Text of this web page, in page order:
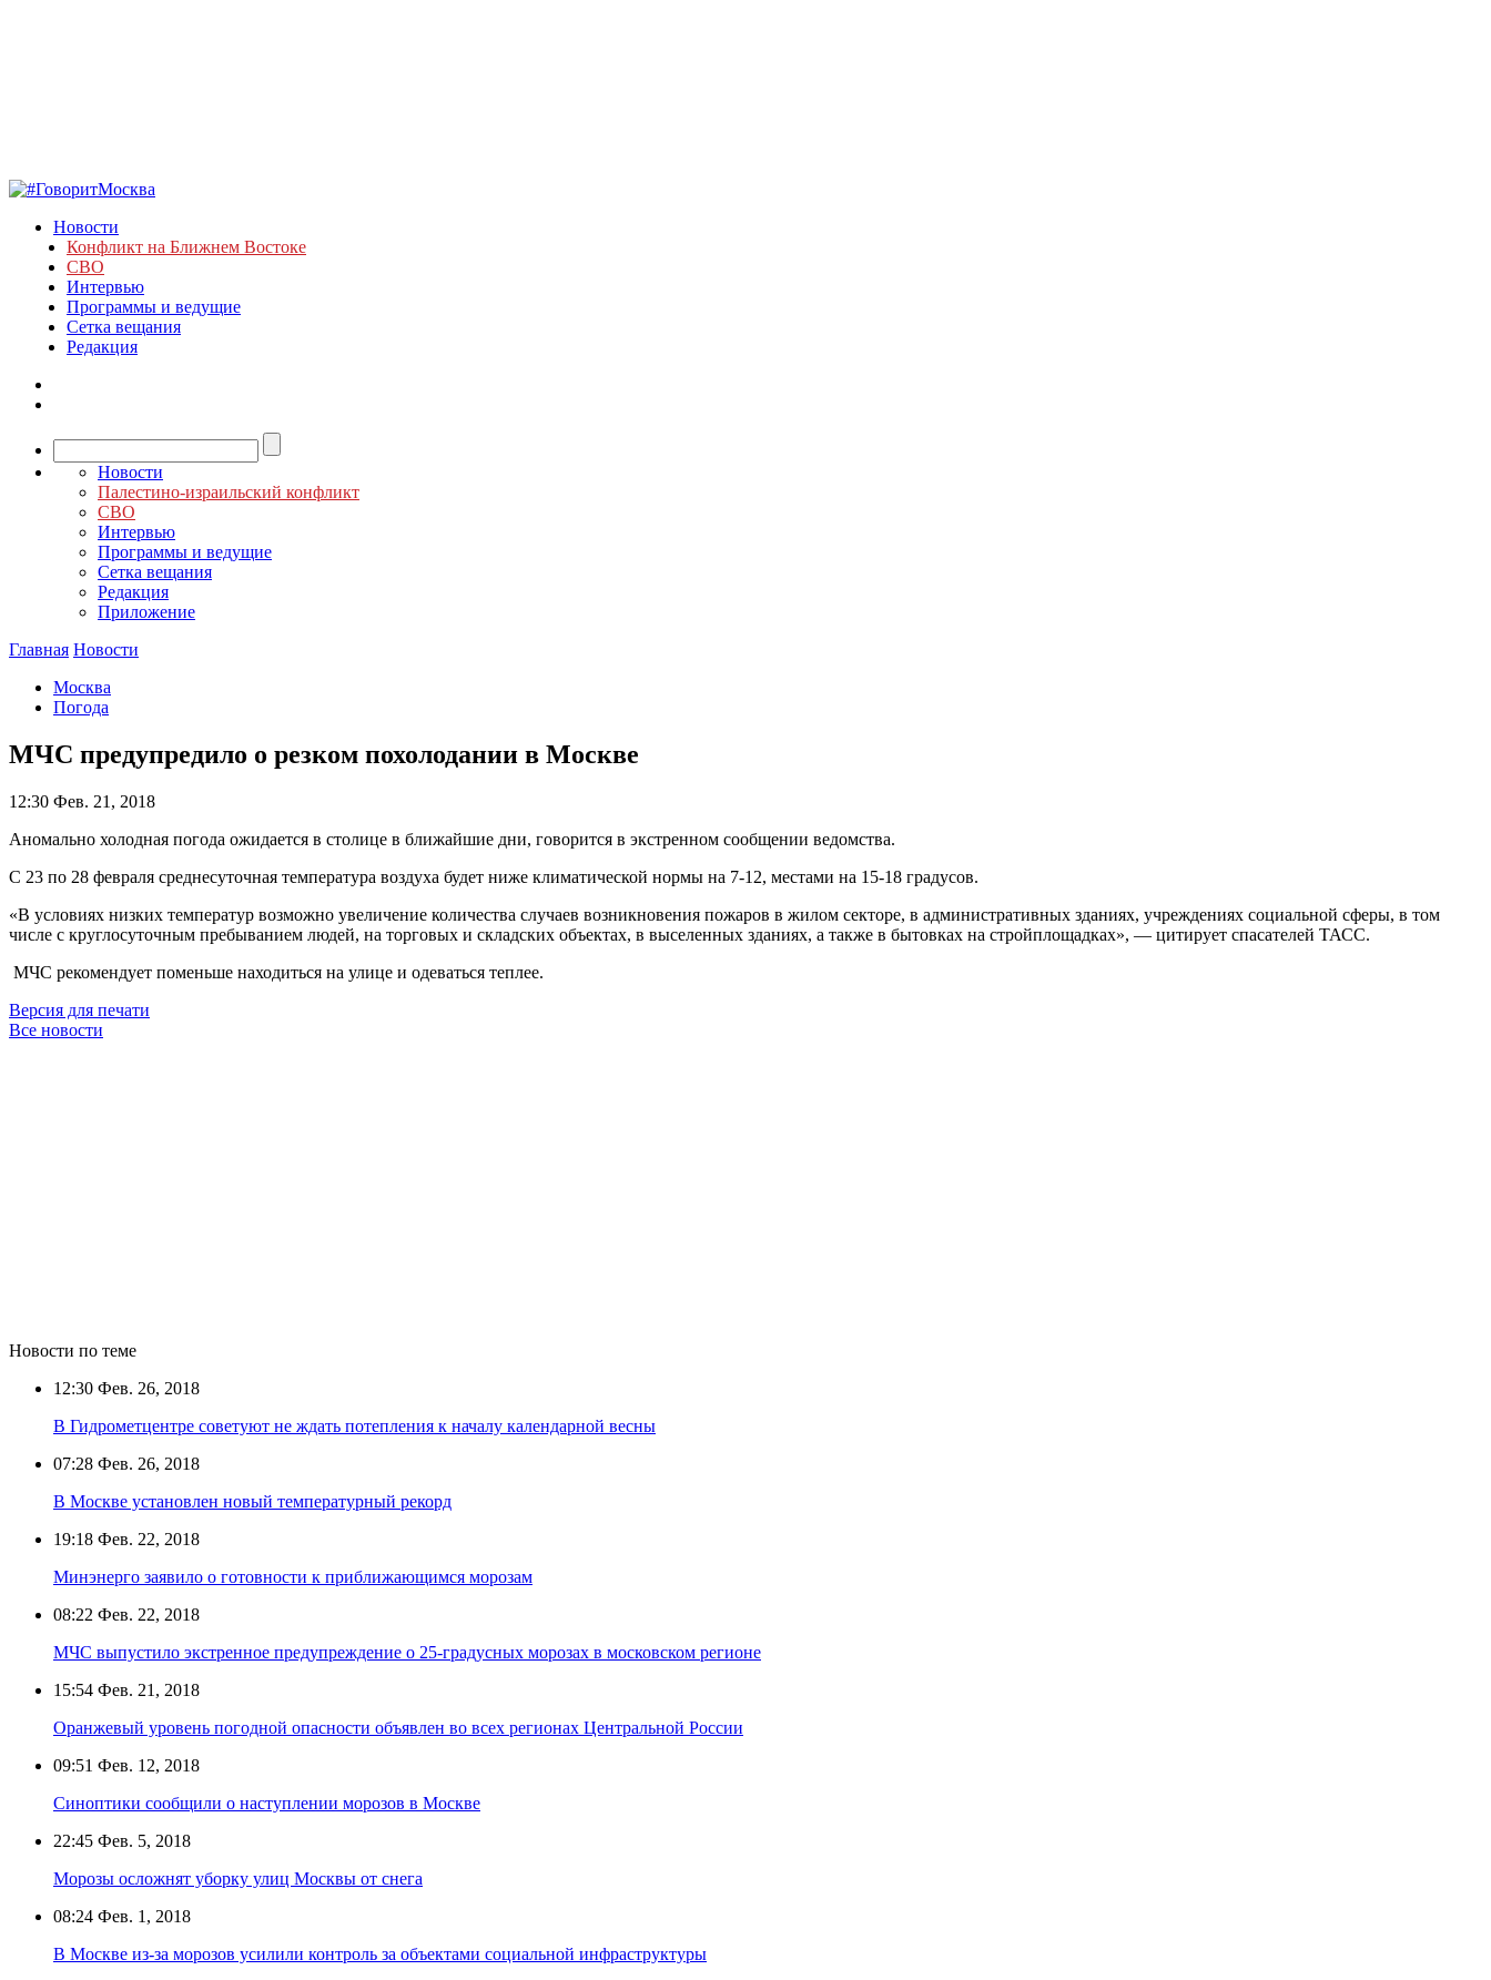
Новости
Конфликт на Ближнем Востоке
СВО
Интервью
Программы и ведущие
Сетка вещания
Редакция
Новости
Палестино-израильский конфликт
СВО
Интервью
Программы и ведущие
Сетка вещания
Редакция
Приложение
Главная Новости
Москва
Погода
МЧС предупредило о резком похолодании в Москве
12:30 Фев. 21, 2018
Аномально холодная погода ожидается в столице в ближайшие дни, говорится в экстренном сообщении ведомства.
С 23 по 28 февраля среднесуточная температура воздуха будет ниже климатической нормы на 7-12, местами на 15-18 градусов.
«В условиях низких температур возможно увеличение количества случаев возникновения пожаров в жилом секторе, в административных зданиях, учреждениях социальной сферы, в том
числе с круглосуточным пребыванием людей, на торговых и складских объектах, в выселенных зданиях, а также в бытовках на стройплощадках», — цитирует спасателей ТАСС.
МЧС рекомендует поменьше находиться на улице и одеваться теплее.
Версия для печати
Все новости
Новости по теме
12:30 Фев. 26, 2018
В Гидрометцентре советуют не ждать потепления к началу календарной весны
07:28 Фев. 26, 2018
В Москве установлен новый температурный рекорд
19:18 Фев. 22, 2018
Минэнерго заявило о готовности к приближающимся морозам
08:22 Фев. 22, 2018
МЧС выпустило экстренное предупреждение о 25-градусных морозах в московском регионе
15:54 Фев. 21, 2018
Оранжевый уровень погодной опасности объявлен во всех регионах Центральной России
09:51 Фев. 12, 2018
Синоптики сообщили о наступлении морозов в Москве
22:45 Фев. 5, 2018
Морозы осложнят уборку улиц Москвы от снега
08:24 Фев. 1, 2018
В Москве из-за морозов усилили контроль за объектами социальной инфраструктуры